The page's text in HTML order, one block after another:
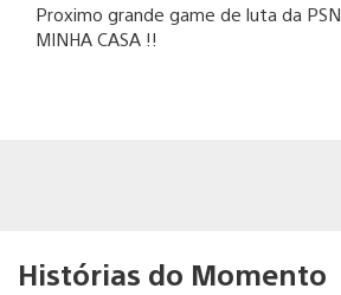
Proximo grande game de luta da
MINHA CASA !!
Histórias do Momento